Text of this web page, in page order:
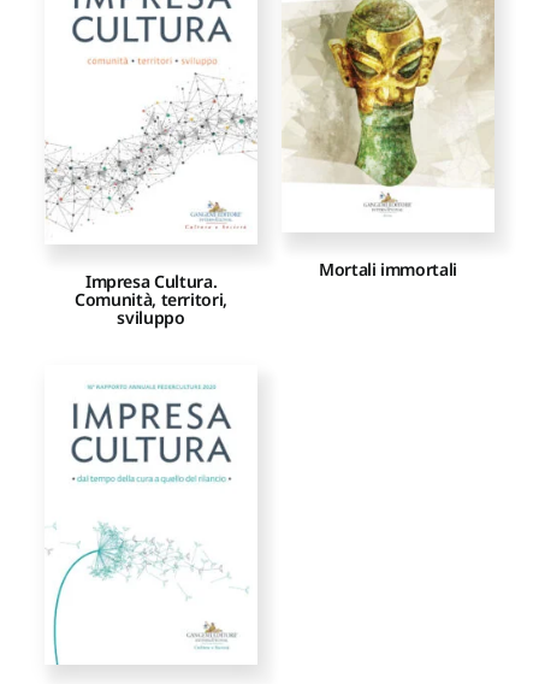
Proposte di pubblicazione
Gangemi Editore
Newsletter
Impresa Cultura.
Comunità, territori,
sviluppo
Mortali immortali